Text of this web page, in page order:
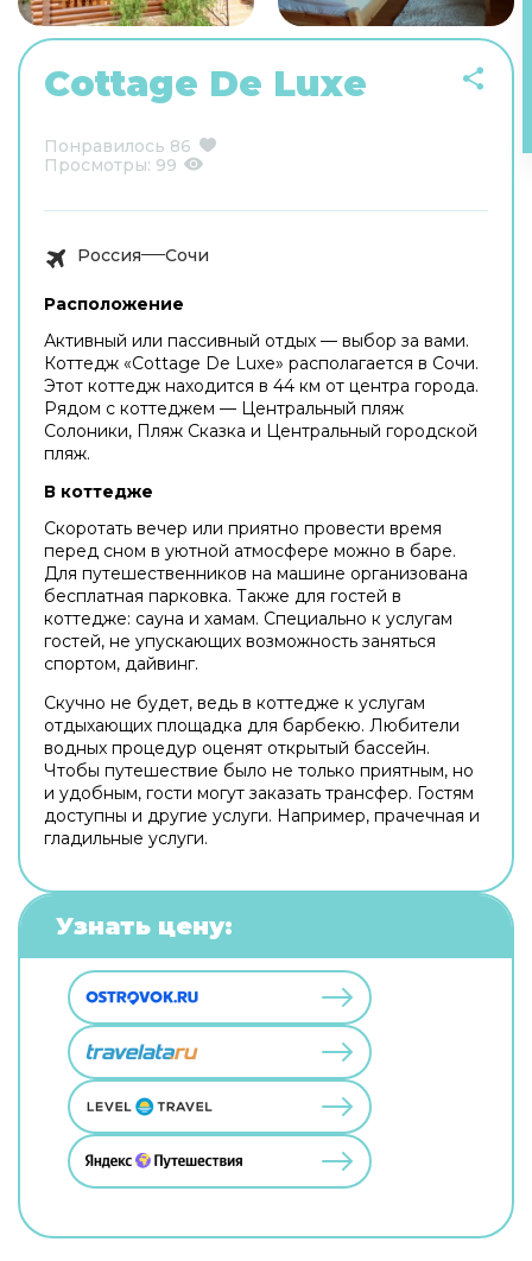
Cottage De Luxe
Понравилось 86
Просмотры: 99
Россия Сочи
Расположение
Активный или пассивный отдых — выбор за вами.
Коттедж «Cottage De Luxe» располагается в Сочи.
Этот коттедж находится в 44 км от центра города.
Рядом с коттеджем — Центральный пляж
Солоники, Пляж Сказка и Центральный городской
пляж.
В коттедже
Скоротать вечер или приятно провести время
перед сном в уютной атмосфере можно в баре.
Для путешественников на машине организована
бесплатная парковка. Также для гостей в
коттедже: сауна и хамам. Специально к услугам
гостей, не упускающих возможность заняться
спортом, дайвинг.
Скучно не будет, ведь в коттедже к услугам
отдыхающих площадка для барбекю. Любители
водных процедур оценят открытый бассейн.
Чтобы путешествие было не только приятным, но
и удобным, гости могут заказать трансфер. Гостям
доступны и другие услуги. Например, прачечная и
гладильные услуги.
Узнать цену: